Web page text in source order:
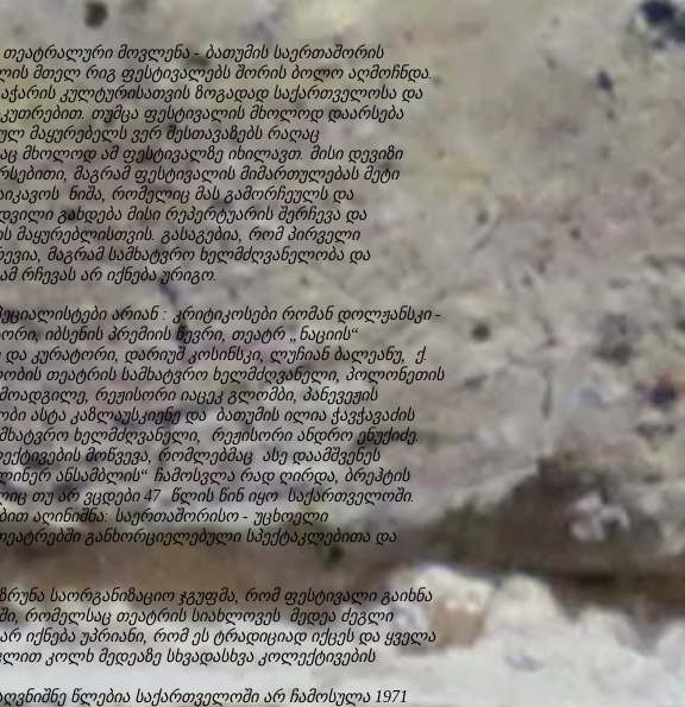
მოვლენა - ბათუმის საერთაშორის
მთელ რიგ ფესტივალებს შორის ბოლო აღმოჩნდა.
აჭარის კულტურისათვის ზოგადად საქართველოსა და
თუმცა ფესტივალის მხოლოდ დაარსება
მაყურებელს ვერ შესთავაზებს რაღაც
მხოლოდ ამ ფესტივალზე იხილავთ. მისი დევიზი
მაგრამ ფესტივალის მიმართულებას მეტი
ნიშა, რომელიც მას გამორჩეულს და
გახდება მისი რეპერტუარის შერჩევა და
გასაგებია, რომ პირველი
მაგრამ სამხატვრო ხელმძღვანელობა და
რჩევას არ იქნება ურიგო.
არიან : კრიტიკოსები რომან დოლჟანსკი -
იბსენის პრემიის წევრი, თეატრ „ნაციის“
კურატორი, დარიუშ კოსინსკი, ლუჩიან ბალეანუ, ქ.
თეატრის სამხატვრო ხელმძღვანელი, პოლონეთის
რეჟისორი იაცეკ გლომბი, პანევეჟის
ასტა კაზლაუსკიენე და ბათუმის ილია ჭავჭავაძის
ხელმძღვანელი, რეჟისორი ანდრო ენუქიძე.
მოწვევა, რომლებმაც ასე დაამშვენეს
ანსამბლის“ ჩამოსვლა რად ღირდა, ბრეჰტის
თუ არ ვცდები 47 წლის წინ იყო საქართველოში.
აღინიშნა: საერთაშორისო - უცხოელი
განხორციელებული სპექტაკლებითა და
საორგანიზაციო ჯგუფმა, რომ ფესტივალი გაიხნა
რომელსაც თეატრის სიახლოვეს მედეა ძეგლი
იქნება უპრიანი, რომ ეს ტრადიციად იქცეს და ყველა
კოლხ მედეაზე სხვადასხვა კოლექტივების
წლებია საქართველოში არ ჩამოსულა 1971